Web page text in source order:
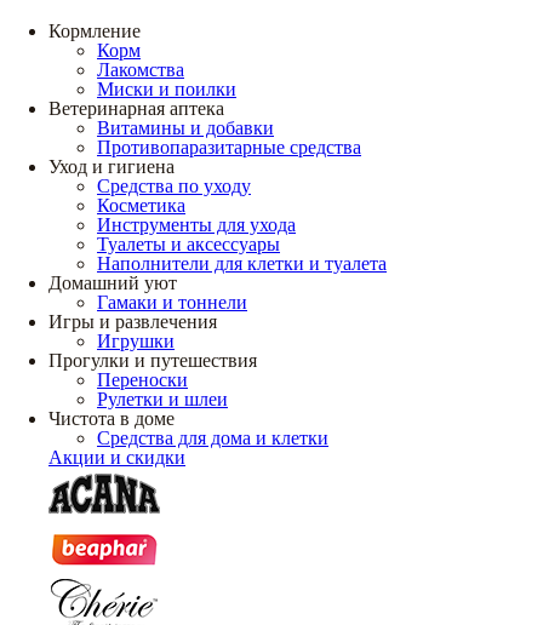
Кормление
Корм
Лакомства
Миски и поилки
Ветеринарная аптека
Витамины и добавки
Противопаразитарные средства
Уход и гигиена
Средства по уходу
Косметика
Инструменты для ухода
Туалеты и аксессуары
Наполнители для клетки и туалета
Домашний уют
Гамаки и тоннели
Игры и развлечения
Игрушки
Прогулки и путешествия
Переноски
Рулетки и шлеи
Чистота в доме
Средства для дома и клетки
Акции и скидки